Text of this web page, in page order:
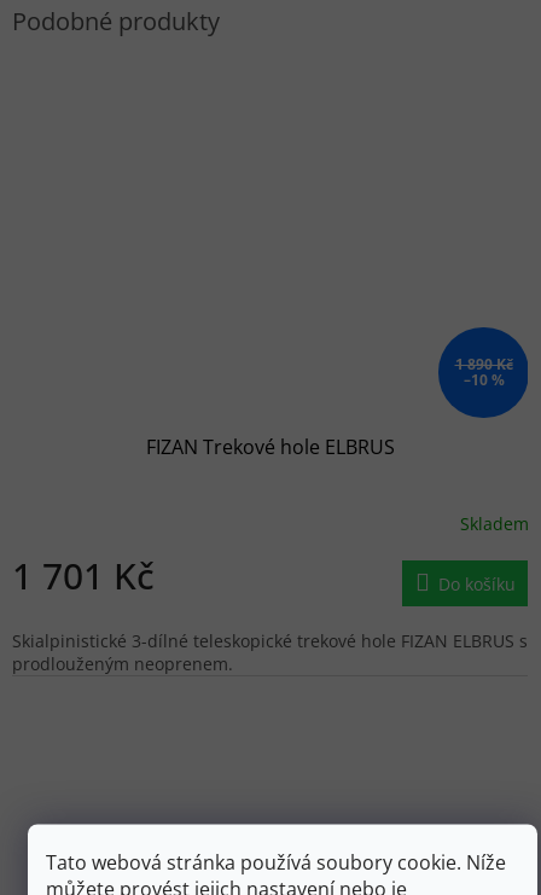
Tato webová stránka používá soubory cookie. Níže
můžete provést jejich nastavení nebo je
1 890 Kč
–10 %
FIZAN Trekové hole ELBRUS
Skladem
1 701 Kč Do košíku
Skialpinistické 3-dílné teleskopické trekové hole FIZAN ELBRUS s
prodlouženým neoprenem.